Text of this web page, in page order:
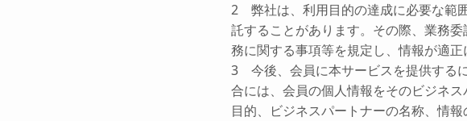
2 弊社は、利用目的の達成に必要な範
託することがあります。その際、業務
務に関する事項等を規定し、情報が適正
3 今後、会員に本サービスを提供する
合には、会員の個人情報をそのビジネ
目的、ビジネスパートナーの名称、情